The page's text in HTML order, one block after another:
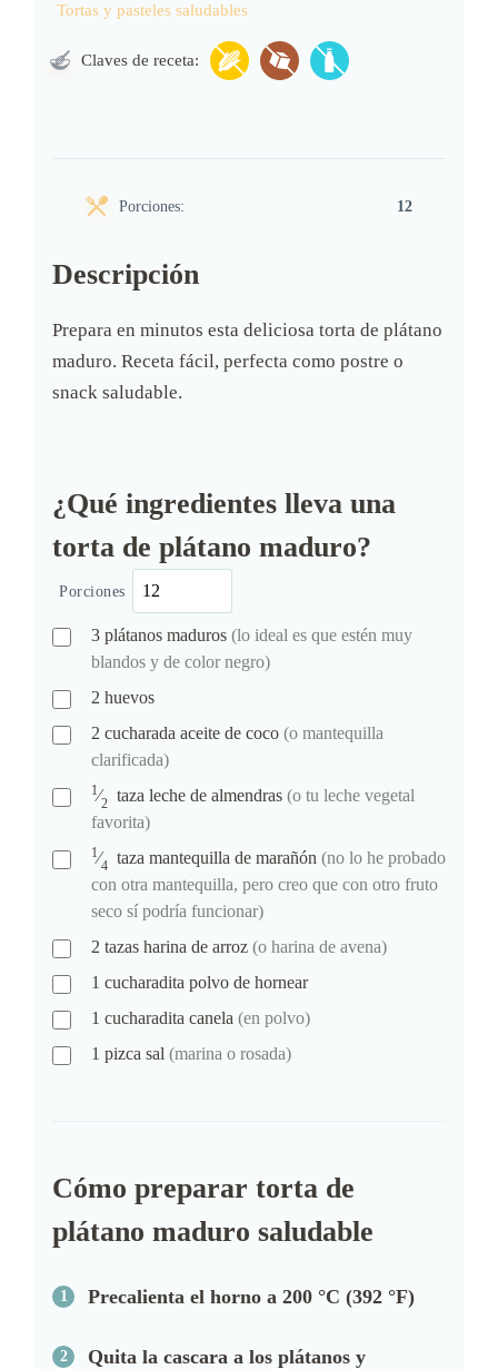
Tortas y pasteles saludables
Claves de receta:
Porciones: 12
Descripción
Prepara en minutos esta deliciosa torta de plátano
maduro. Receta fácil, perfecta como postre o
snack saludable.
¿Qué ingredientes lleva una
torta de plátano maduro?
Porciones
3 plátanos maduros (lo ideal es que estén muy
blandos y de color negro)
2 huevos
2 cucharada aceite de coco (o mantequilla
clarificada)
1⁄2 taza leche de almendras (o tu leche vegetal
favorita)
1⁄4 taza mantequilla de marañón (no lo he probado
con otra mantequilla, pero creo que con otro fruto
seco sí podría funcionar)
2 tazas harina de arroz (o harina de avena)
1 cucharadita polvo de hornear
1 cucharadita canela (en polvo)
1 pizca sal (marina o rosada)
Cómo preparar torta de
plátano maduro saludable
Precalienta el horno a 200 °C (392 °F)
Quita la cascara a los plátanos y